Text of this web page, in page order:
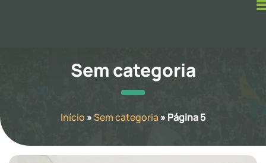
Sem categoria
Início »Sem categoria » Página 5